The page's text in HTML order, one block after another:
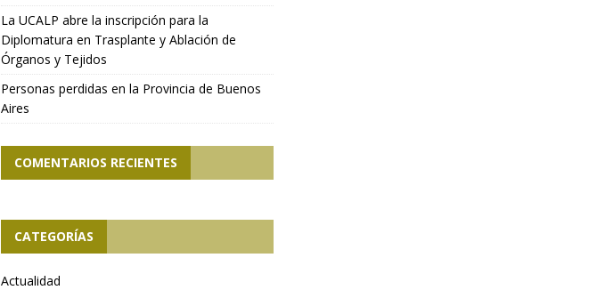
La UCALP abre la inscripción para la
Diplomatura en Trasplante y Ablación de
Órganos y Tejidos
Personas perdidas en la Provincia de Buenos
Aires
COMENTARIOS RECIENTES
CATEGORÍAS
Actualidad